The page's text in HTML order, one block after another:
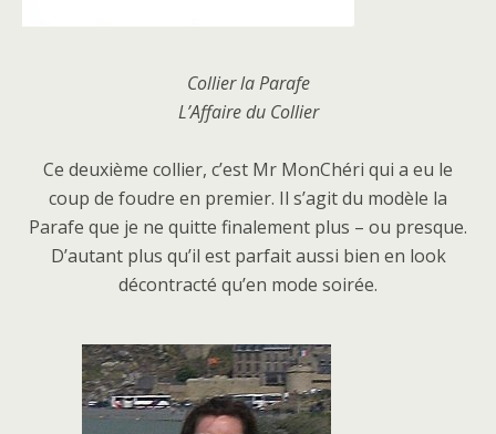
Collier la Parafe
L’Affaire du Collier
Ce deuxième collier, c’est Mr MonChéri qui a eu le
coup de foudre en premier. Il s’agit du modèle la
Parafe que je ne quitte finalement plus – ou presque.
D’autant plus qu’il est parfait aussi bien en look
décontracté qu’en mode soirée.